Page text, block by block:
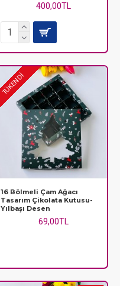
400,00TL
TÜKENDİ
16 Bölmeli Çam Ağacı
Tasarım Çikolata Kutusu-
Yılbaşı Desen
69,00TL